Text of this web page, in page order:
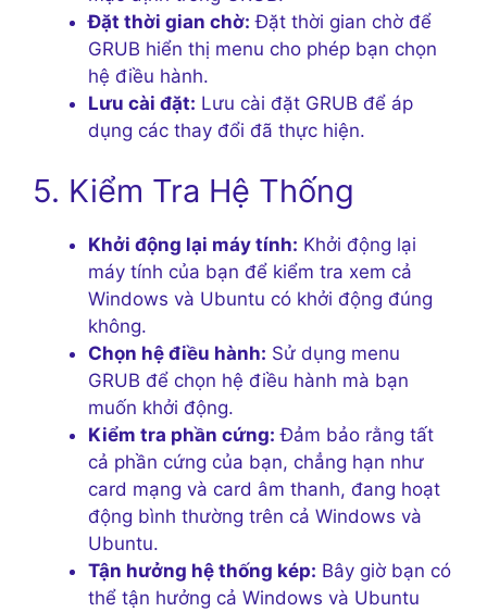
Đặt thời gian chờ: Đặt thời gian chờ để
GRUB hiển thị menu cho phép bạn chọn
hệ điều hành.
Lưu cài đặt: Lưu cài đặt GRUB để áp
dụng các thay đổi đã thực hiện.
5. Kiểm Tra Hệ Thống
Khởi động lại máy tính: Khởi động lại
máy tính của bạn để kiểm tra xem cả
Windows và Ubuntu có khởi động đúng
không.
Chọn hệ điều hành: Sử dụng menu
GRUB để chọn hệ điều hành mà bạn
muốn khởi động.
Kiểm tra phần cứng: Đảm bảo rằng tất
cả phần cứng của bạn, chẳng hạn như
card mạng và card âm thanh, đang hoạt
động bình thường trên cả Windows và
Ubuntu.
Tận hưởng hệ thống kép: Bây giờ bạn có
thể tận hưởng cả Windows và Ubuntu